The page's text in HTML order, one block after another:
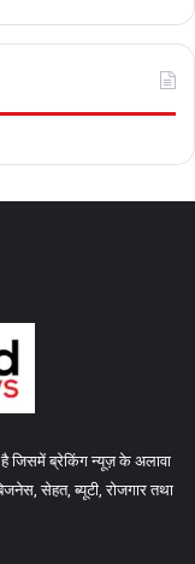
जिसमें ब्रेकिंग न्यूज़ के अलावा
सेहत, ब्यूटी, रोजगार तथा